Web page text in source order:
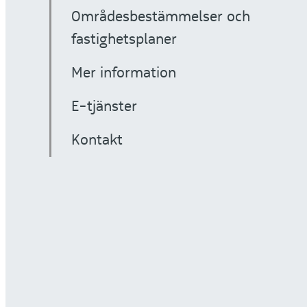
Områdesbestämmelser och
fastighetsplaner
Mer information
E-tjänster
Kontakt